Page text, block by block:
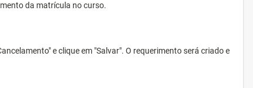
da matrícula no curso.
e clique em "Salvar". O requerimento será criado e